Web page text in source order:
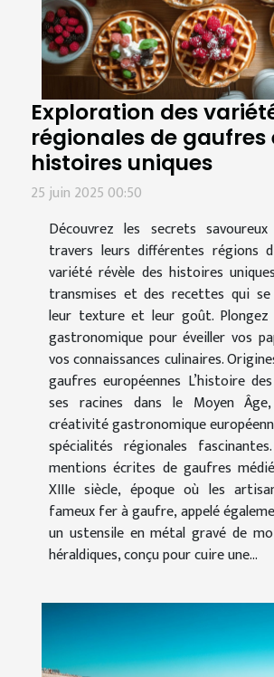
Exploration des
régionales de gaufres
histoires uniques
25 juin 2025 00:50
Découvrez les secrets
travers leurs différentes régions
variété révèle des histoires
transmises et des recettes qui
leur texture et leur goût. Plongez
gastronomique pour éveiller vos
vos connaissances culinaires.
gaufres européennes L’histoire
ses racines dans le Moyen
créativité gastronomique
spécialités régionales
mentions écrites de gaufres
XIIIe siècle, époque où les
fameux fer à gaufre, appelé
un ustensile en métal gravé de
héraldiques, conçu pour cuire une...